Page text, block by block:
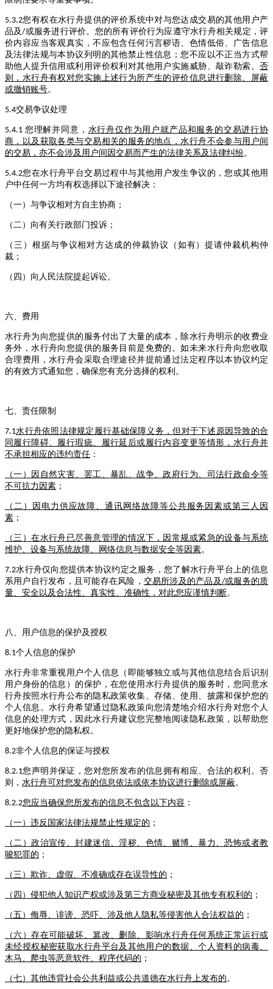
5.3.2您有权在水行舟提供的评价系统中对与您达成交易的其他用户产
品及/或服务进行评价。您的所有评价行为应遵守水行舟相关规定，评
价内容应当客观真实，不应包含任何污言秽语、色情低俗、广告信息
及法律法规与本协议列明的其他禁止性信息；您不应以不正当方式帮
助他人提升信用或利用评价权利对其他用户实施威胁、敲诈勒索。 否
则，水行舟有权对您实施上述行为所产生的评价信息进行删除、屏蔽
或撤销账号。
5.4交易争议处理
5.4.1 您理解并同意， 水行舟仅作为用户就产品和服务的交易进行协
商，以及获取各类与交易相关的服务的地点，水行舟不会参与用户间
的交易，亦不会涉及用户间因交易而产生的法律关系及法律纠纷。
5.4.2您在水行舟平台交易过程中与其他用户发生争议的，您或其他用
户中任何一方均有权选择以下途径解决：
（一）与争议相对方自主协商；
（二）向有关行政部门投诉；
（三）根据与争议相对方达成的仲裁协议（如有）提请仲裁机构仲
裁；
（四）向人民法院提起诉讼。
六、费用
水行舟为向您提供的服务付出了大量的成本，除水行舟明示的收费业
务外，水行舟向您提供的服务目前是免费的。如未来水行舟向您收取
合理费用，水行舟会采取合理途径并提前通过法定程序以本协议约定
的有效方式通知您，确保您有充分选择的权利。
七、责任限制
7.1水行舟依照法律规定履行基础保障义务，但对于下述原因导致的合
同履行障碍、履行瑕疵、履行延后或履行内容变更等情形，水行舟并
不承担相应的违约责任 ：
（一）因自然灾害、罢工、暴乱、战争、政府行为、司法行政命令等
不可抗力因素 ；
（二）因电力供应故障、通讯网络故障等公共服务因素或第三人因
素 ；
（三）在水行舟已尽善意管理的情况下，因常规或紧急的设备与系统
维护、设备与系统故障、网络信息与数据安全等因素。
7.2水行舟仅向您提供本协议约定之服务，您了解水行舟平台上的信息
系用户自行发布，且可能存在风险， 交易所涉及的产品及/或服务的质
量、安全以及合法性、真实性、准确性，对此您应谨慎判断。
八、用户信息的保护及授权
8.1个人信息的保护
水行舟非常重视用户个人信息（即能够独立或与其他信息结合后识别
用户身份的信息）的保护，在您使用水行舟提供的服务时，您同意水
行舟按照水行舟公布的隐私政策收集、存储、使用、披露和保护您的
个人信息。水行舟希望通过隐私政策向您清楚地介绍水行舟对您个人
信息的处理方式，因此水行舟建议您完整地阅读隐私政策，以帮助您
更好地保护您的隐私权。
8.2非个人信息的保证与授权
8.2.1您声明并保证，您对您所发布的信息拥有相应、合法的权利。否
则， 水行舟可对您发布的信息依法或依本协议进行删除或屏蔽。
8.2.2您应当确保您所发布的信息不包含以下内容 ：
（一）违反国家法律法规禁止性规定的 ；
（二）政治宣传、封建迷信、淫秽、色情、赌博、暴力、恐怖或者教
唆犯罪的 ；
（三）欺诈、虚假、不准确或存在误导性的 ；
（四）侵犯他人知识产权或涉及第三方商业秘密及其他专有权利的 ；
（五）侮辱、诽谤、恐吓、涉及他人隐私等侵害他人合法权益的 ；
（六）存在可能破坏、篡改、删除、影响水行舟任何系统正常运行或
未经授权秘密获取水行舟平台及其他用户的数据、个人资料的病毒、
木马、爬虫等恶意软件、程序代码的 ；
（七）其他违背社会公共利益或公共道德在水行舟上发布的。